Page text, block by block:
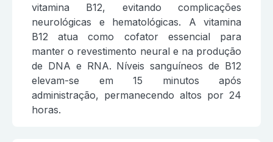
vitamina B12, evitando complicações
neurológicas e hematológicas. A vitamina
B12 atua como cofator essencial para
manter o revestimento neural e na produção
de DNA e RNA. Níveis sanguíneos de B12
elevam-se em 15 minutos após
administração, permanecendo altos por 24
horas.